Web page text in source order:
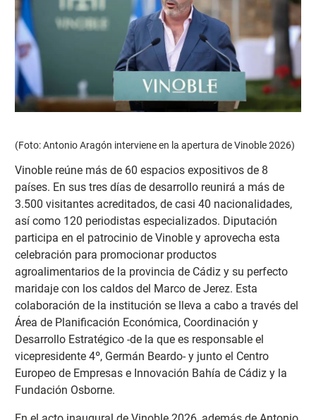
(Foto: Antonio Aragón interviene en la apertura de Vinoble 2026)
Vinoble reúne más de 60 espacios expositivos de 8
países. En sus tres días de desarrollo reunirá a más de
3.500 visitantes acreditados, de casi 40 nacionalidades,
así como 120 periodistas especializados. Diputación
participa en el patrocinio de Vinoble y aprovecha esta
celebración para promocionar productos
agroalimentarios de la provincia de Cádiz y su perfecto
maridaje con los caldos del Marco de Jerez. Esta
colaboración de la institución se lleva a cabo a través del
Área de Planificación Económica, Coordinación y
Desarrollo Estratégico -de la que es responsable el
vicepresidente 4º, Germán Beardo- y junto el Centro
Europeo de Empresas e Innovación Bahía de Cádiz y la
Fundación Osborne.